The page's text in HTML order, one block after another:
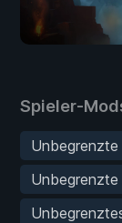
Spieler-
Unbegrenzte
Unbegrenzte